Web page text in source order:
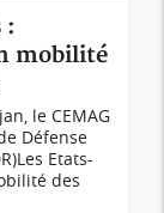
:
mobilité
le CEMAG
Défense
Etats-
des